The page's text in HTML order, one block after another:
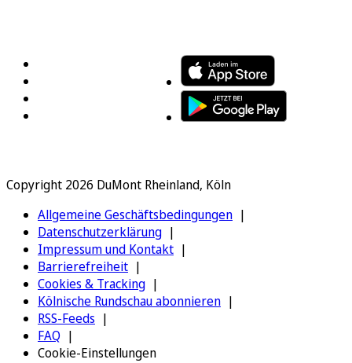
Copyright 2026 DuMont Rheinland, Köln
Allgemeine Geschäftsbedingungen
Datenschutzerklärung
Impressum und Kontakt
Barrierefreiheit
Cookies & Tracking
Kölnische Rundschau abonnieren
RSS-Feeds
FAQ
Cookie-Einstellungen